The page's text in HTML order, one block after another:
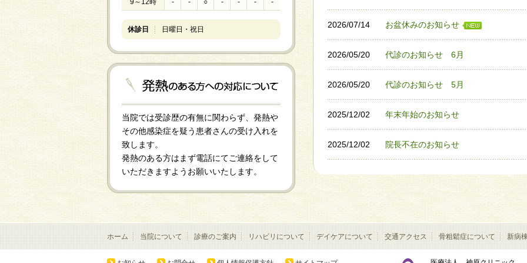
9～12時 - - ○ - - - -
休診日 日曜日・祝日
当院では受診歴の有無に関わらず、発熱や
その他感染症を疑う患者さんの受け入れを
致します。
発熱のある方はまず電話にてご連絡をして
いただきますようお願いいたします。
2026/07/14 お盆休みのお知らせ
2026/05/20 代診のお知らせ 6月
2026/05/20 代診のお知らせ 5月
2025/12/02 年末年始のお知らせ
2025/12/02 院長不在のお知らせ
ホーム 当院について 診療のご案内 リハビリについて デイケアについて 交通アクセス 骨粗鬆症について 新病